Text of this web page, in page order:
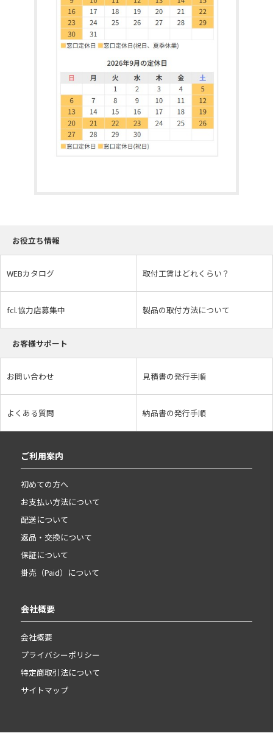
お役立ち情報
WEBカタログ 取付工賃はどれくらい？
fcl.協力店募集中 製品の取付方法について
お客様サポート
お問い合わせ 見積書の発行手順
よくある質問 納品書の発行手順
ご利用案内
初めての方へ
お支払い方法について
配送について
返品・交換について
保証について
掛売（Paid）について
会社概要
会社概要
プライバシーポリシー
特定商取引法について
サイトマップ